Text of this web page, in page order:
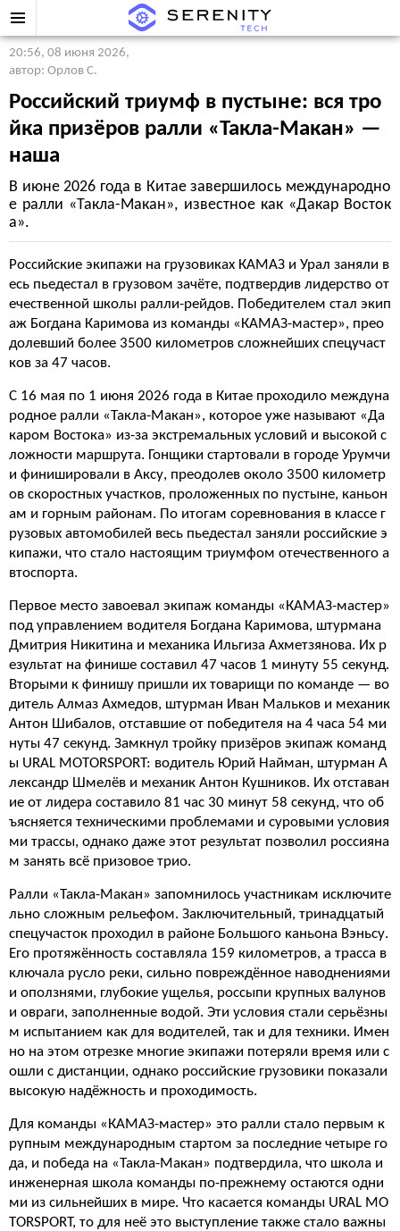
20:56, 08 июня 2026,
автор: Орлов С.
Российский триумф в пустыне: вся тро
йка призёров ралли «Такла-Макан» —
наша
В июне 2026 года в Китае завершилось международно
е ралли «Такла-Макан», известное как «Дакар Восток
а».
Российские экипажи на грузовиках КАМАЗ и Урал заняли в
есь пьедестал в грузовом зачёте, подтвердив лидерство от
ечественной школы ралли-рейдов. Победителем стал экип
аж Богдана Каримова из команды «КАМАЗ-мастер», прео
долевший более 3500 километров сложнейших спецучаст
ков за 47 часов.
С 16 мая по 1 июня 2026 года в Китае проходило междуна
родное ралли «Такла-Макан», которое уже называют «Да
каром Востока» из-за экстремальных условий и высокой с
ложности маршрута. Гонщики стартовали в городе Урумчи
и финишировали в Аксу, преодолев около 3500 километр
ов скоростных участков, проложенных по пустыне, каньон
ам и горным районам. По итогам соревнования в классе г
рузовых автомобилей весь пьедестал заняли российские э
кипажи, что стало настоящим триумфом отечественного а
втоспорта.
Первое место завоевал экипаж команды «КАМАЗ-мастер»
под управлением водителя Богдана Каримова, штурмана
Дмитрия Никитина и механика Ильгиза Ахметзянова. Их р
езультат на финише составил 47 часов 1 минуту 55 секунд.
Вторыми к финишу пришли их товарищи по команде — во
дитель Алмаз Ахмедов, штурман Иван Мальков и механик
Антон Шибалов, отставшие от победителя на 4 часа 54 ми
нуты 47 секунд. Замкнул тройку призёров экипаж команд
ы URAL MOTORSPORT: водитель Юрий Найман, штурман А
лександр Шмелёв и механик Антон Кушников. Их отставан
ие от лидера составило 81 час 30 минут 58 секунд, что об
ъясняется техническими проблемами и суровыми условия
ми трассы, однако даже этот результат позволил россияна
м занять всё призовое трио.
Ралли «Такла-Макан» запомнилось участникам исключите
льно сложным рельефом. Заключительный, тринадцатый
спецучасток проходил в районе Большого каньона Вэньсу.
Его протяжённость составляла 159 километров, а трасса в
ключала русло реки, сильно повреждённое наводнениями
и оползнями, глубокие ущелья, россыпи крупных валунов
и овраги, заполненные водой. Эти условия стали серьёзны
м испытанием как для водителей, так и для техники. Имен
но на этом отрезке многие экипажи потеряли время или с
ошли с дистанции, однако российские грузовики показали
высокую надёжность и проходимость.
Для команды «КАМАЗ-мастер» это ралли стало первым к
рупным международным стартом за последние четыре го
да, и победа на «Такла-Макан» подтвердила, что школа и
инженерная школа команды по-прежнему остаются одни
ми из сильнейших в мире. Что касается команды URAL MO
TORSPORT, то для неё это выступление также стало важны